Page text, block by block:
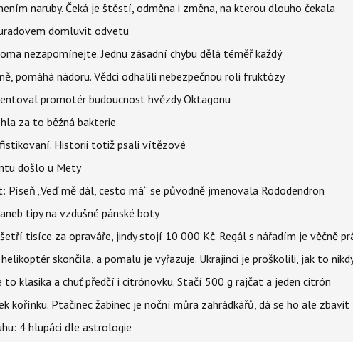
naruby. Čeká je štěstí, odměna i změna, na kterou dlouho čekala
domluvit odvetu
nezapomínejte. Jednu zásadní chybu dělá téměř každý
pomáhá nádoru. Vědci odhalili nebezpečnou roli fruktózy
promotér budoucnost hvězdy Oktagonu
za to běžná bakterie
Historii totiž psali vítězové
došlo u Mety
„Veď mě dál, cesto má“ se původně jmenovala Rododendron
tipy na vzdušné pánské boty
tisíce za opraváře, jindy stojí 10 000 Kč. Regál s nářadím je věčně
skončila, a pomalu je vyřazuje. Ukrajinci je proškolili, jak to
klasika a chuť předčí i citrónovku. Stačí 500 g rajčat a jeden citrón
kořínku. Ptačinec žabinec je noční můra zahrádkářů, dá se ho ale zbavit
4 hlupáci dle astrologie